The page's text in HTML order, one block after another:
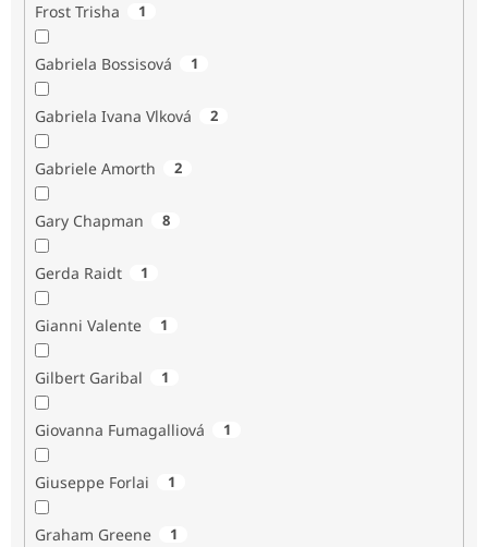
Frost Trisha 1
Gabriela Bossisová 1
Gabriela Ivana Vlková 2
Gabriele Amorth 2
Gary Chapman 8
Gerda Raidt 1
Gianni Valente 1
Gilbert Garibal 1
Giovanna Fumagalliová 1
Giuseppe Forlai 1
Graham Greene 1